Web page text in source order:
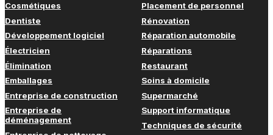
Cosmétiques
Dentiste
Développement logiciel
Électricien
Élimination
Emballages
Entreprise de construction
Entreprise de
déménagement
Placement de personnel
Rénovation
Réparation automobile
Réparations
Restaurant
Soins à domicile
Supermarché
Support informatique
Techniques de sécurité